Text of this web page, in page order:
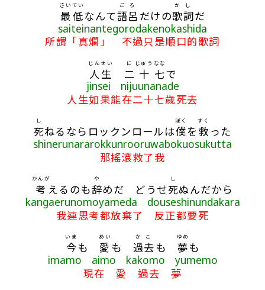
最低
さいてい
なんて語呂
ごろ
だけの歌詞
かし
だ
saiteinantegorodakenokashida
所謂「真爛」 不過只是順口的歌詞
人生
じんせい
二
に
十
じゅう
七
なな
で
jinsei nijuunanade
人生如果能在二十七歲死去
死
し
ねるならロックンロールは僕
ぼく
を 救
すく
った
shinerunararokkunrooruwabokuosukutta
那搖滾救了我
考
かんが
えるのも辞
や
めだ どうせ死
し
ぬんだから
kangaerunomoyameda douseshinundakara
我連思考都放棄了 反正都要死
今
いま
も 愛
あい
も 過去
かこ
も 夢
ゆめ
も
imamo aimo kakomo yumemo
現在 愛 過去 夢